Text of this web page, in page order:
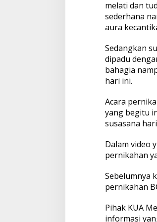
melati dan
sederhana
aura
Sedangkan
dipadu
bahagia
hari ini.
Acara
yang begitu
susasana
Dalam video
pernikahan
Sebelumnya
pernikahan
Pihak KUA
informasi